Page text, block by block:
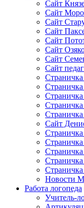
Сайт
Сайт
Сайт
Сайт
Сайт
Сайт
Сайт
Сайт
Сайт
Новости
Работа логопеда
Учитель-